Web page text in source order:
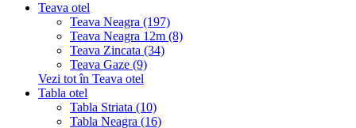
Teava otel
Teava Neagra (197)
Teava Neagra 12m (8)
Teava Zincata (34)
Teava Gaze (9)
Vezi tot în Teava otel
Tabla otel
Tabla Striata (10)
Tabla Neagra (16)